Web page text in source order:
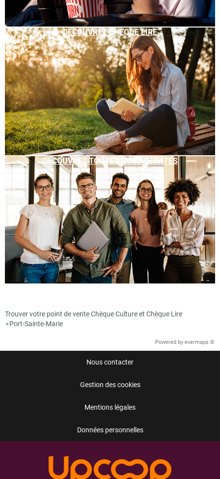
DÉCOUVREZ CHÈQUE LIRE
DÉCOUVREZ TOUTES NOS ACTIVITÉS
Trouver votre point de vente Chèque Culture et Chèque Lire
> Port-Sainte-Marie
Powered by evermaps ©
Nous contacter
Gestion des cookies
Mentions légales
Données personnelles